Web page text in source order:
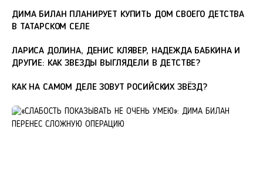
ДИМА БИЛАН ПЛАНИРУЕТ КУПИТЬ ДОМ СВОЕГО ДЕТСТВА
В ТАТАРСКОМ СЕЛЕ
ЛАРИСА ДОЛИНА, ДЕНИС КЛЯВЕР, НАДЕЖДА БАБКИНА И
ДРУГИЕ: КАК ЗВЕЗДЫ ВЫГЛЯДЕЛИ В ДЕТСТВЕ?
КАК НА САМОМ ДЕЛЕ ЗОВУТ РОСИЙСКИХ ЗВЁЗД?